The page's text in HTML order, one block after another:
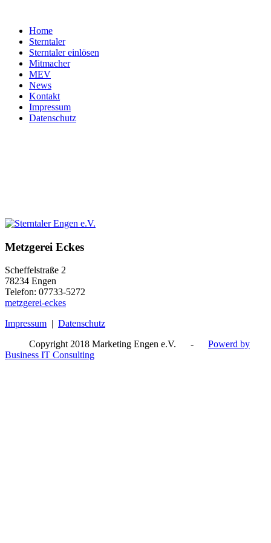
Home
Sterntaler
Sterntaler einlösen
Mitmacher
MEV
News
Kontakt
Impressum
Datenschutz
Metzgerei Eckes
Scheffelstraße 2
78234 Engen
Telefon: 07733-5272
metzgerei-eckes
Impressum | Datenschutz
Copyright 2018 Marketing Engen e.V. - Powerd by
Business IT Consulting